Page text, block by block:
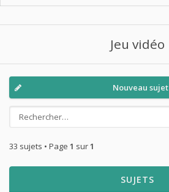
Jeu vidéo
Nouveau sujet
33 sujets • Page 1 sur1
SUJETS